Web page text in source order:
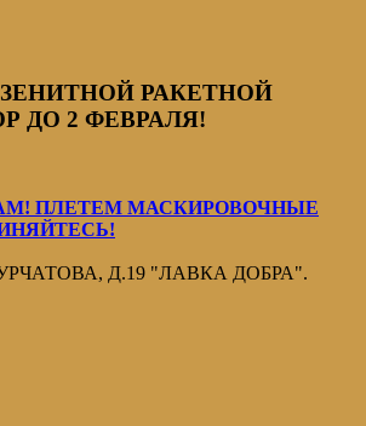
РАКЕТНОЙ
ДО 2 ФЕВРАЛЯ!
ПЛЕТЕМ МАСКИРОВОЧНЫЕ
Д.19 "ЛАВКА ДОБРА".